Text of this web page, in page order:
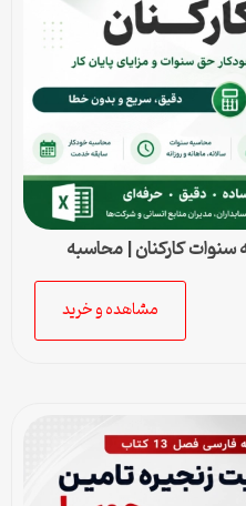
سنوات کارکنان | محاسبه
مشاهده و خرید